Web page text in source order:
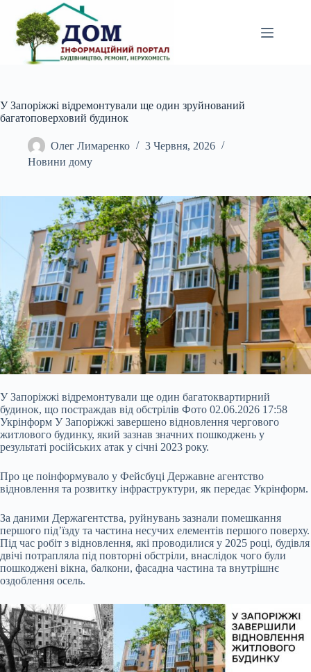
вмісту
У Запоріжжі відремонтували ще один зруйнований
багатоповерховий будинок
Олег Лимаренко
3 Червня, 2026
Новини дому
У Запоріжжі відремонтували ще один багатоквартирний
будинок, що постраждав від обстрілів Фото 02.06.2026 17:58
Укрінформ У Запоріжжі завершено відновлення чергового
житлового будинку, який зазнав значних пошкоджень у
результаті російських атак у січні 2023 року.
Про це поінформувало у Фейсбуці Державне агентство
відновлення та розвитку інфраструктури, як передає Укрінформ.
За даними Держагентства, руйнувань зазнали помешкання
першого під’їзду та частина несучих елементів першого поверху.
Під час робіт з відновлення, які проводилися у 2025 році, будівля
двічі потрапляла під повторні обстріли, внаслідок чого були
пошкоджені вікна, балкони, фасадна частина та внутрішнє
оздоблення осель.